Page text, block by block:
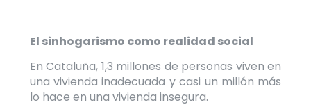
El sinhogarismo como realidad social
En Cataluña, 1,3 millones de personas viven en
una vivienda inadecuada y casi un millón más
lo hace en una vivienda insegura.